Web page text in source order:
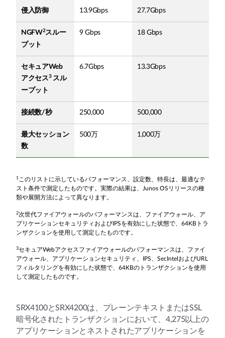
侵入防御 13.9Gbps 27.7Gbps
NGFW2スルー
プット
9 Gbps 18 Gbps
セキュアWeb
アクセス3スル
ープット
6.7Gbps 13.3Gbps
接続数/秒 250,000 500,000
最大セッション
数
500万 1,000万
1 このリストに示しているパフォーマンス、設定数、特長は、最適なテ
スト条件で測定したものです。実際の結果は、Junos OSリリースの種
類や展開方法によって異なります。
2次世代ファイアウォールのパフォーマンスは、ファイアウォール、ア
プリケーションセキュリティおよびIPSを有効にした状態で、64KBトラ
ンザクションを使用して測定したものです。
3セキュアWebアクセスファイアウォールのパフォーマンスは、ファイ
アウォール、アプリケーションセキュリティ、IPS、SecIntelおよびURL
フィルタリングを有効にした状態で、64KBのトランザクションを使用
して測定したものです。
SRX4100とSRX4200は、プレーンテキストまたはSSL
暗号化されたトランザクションにおいて、4,275以上の
アプリケーションとネストされたアプリケーションを